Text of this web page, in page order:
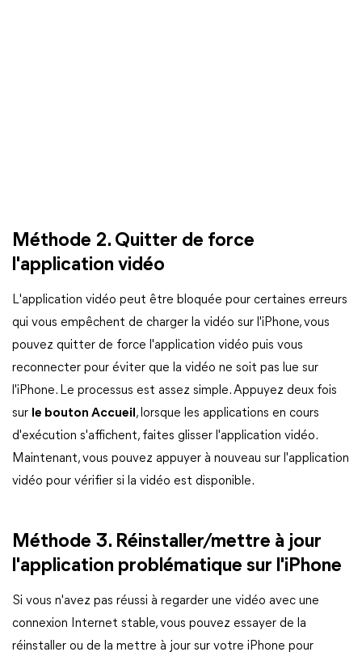
Méthode 2. Quitter de force
l'application vidéo
L'application vidéo peut être bloquée pour certaines erreurs
qui vous empêchent de charger la vidéo sur l'iPhone, vous
pouvez quitter de force l'application vidéo puis vous
reconnecter pour éviter que la vidéo ne soit pas lue sur
l'iPhone. Le processus est assez simple. Appuyez deux fois
sur le bouton Accueil , lorsque les applications en cours
d'exécution s'affichent, faites glisser l'application vidéo.
Maintenant, vous pouvez appuyer à nouveau sur l'application
vidéo pour vérifier si la vidéo est disponible.
Méthode 3. Réinstaller/mettre à jour
l'application problématique sur l'iPhone
Si vous n'avez pas réussi à regarder une vidéo avec une
connexion Internet stable, vous pouvez essayer de la
réinstaller ou de la mettre à jour sur votre iPhone pour